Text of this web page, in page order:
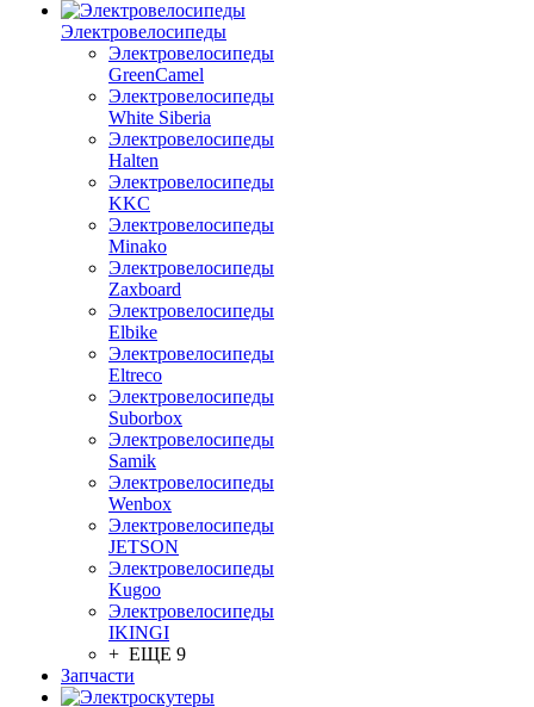
Электровелосипеды
Электровелосипеды
GreenCamel
Электровелосипеды
White Siberia
Электровелосипеды
Halten
Электровелосипеды
KKC
Электровелосипеды
Minako
Электровелосипеды
Zaxboard
Электровелосипеды
Elbike
Электровелосипеды
Eltreco
Электровелосипеды
Suborbox
Электровелосипеды
Samik
Электровелосипеды
Wenbox
Электровелосипеды
JETSON
Электровелосипеды
Kugoo
Электровелосипеды
IKINGI
+ ЕЩЕ 9
Запчасти